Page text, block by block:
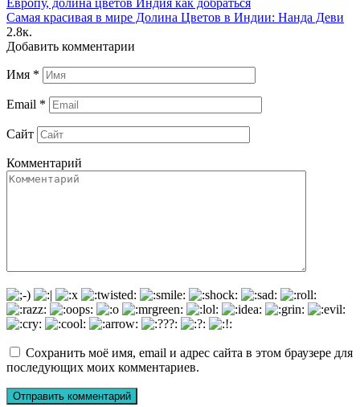
Самая красивая в мире Долина Цветов в Индии: Нанда Деви
2.8к.
Добавить комментарии
Имя *
Email *
Сайт
Комментарий
Сохранить моё имя, email и адрес сайта в этом браузере для
последующих моих комментариев.